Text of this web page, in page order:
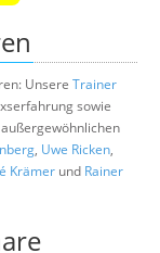
Unsere Trainer
sowie
, Uwe Ricken,
Krämer und Rainer